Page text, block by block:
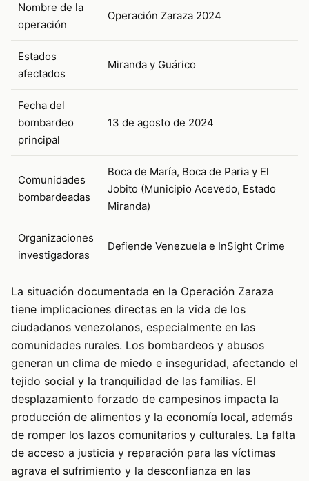
Nombre de la
operación
Operación Zaraza 2024
Estados
afectados
Miranda y Guárico
Fecha del
bombardeo
principal
13 de agosto de 2024
Comunidades
bombardeadas
Boca de María, Boca de Paria y El
Jobito (Municipio Acevedo, Estado
Miranda)
Organizaciones
investigadoras
Defiende Venezuela e InSight Crime
La situación documentada en la Operación Zaraza
tiene implicaciones directas en la vida de los
ciudadanos venezolanos, especialmente en las
comunidades rurales. Los bombardeos y abusos
generan un clima de miedo e inseguridad, afectando el
tejido social y la tranquilidad de las familias. El
desplazamiento forzado de campesinos impacta la
producción de alimentos y la economía local, además
de romper los lazos comunitarios y culturales. La falta
de acceso a justicia y reparación para las víctimas
agrava el sufrimiento y la desconfianza en las